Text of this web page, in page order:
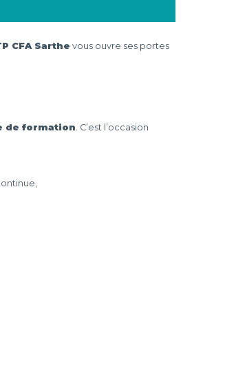
CFA Sarthe vous ouvre ses portes
de formation . C’est l’occasion